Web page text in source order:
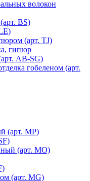
волокон
BS)
(арт. TJ)
гипюр
AB-SG)
гобеленом (арт.
(арт. MР)
(арт. MO)
(арт. MG)